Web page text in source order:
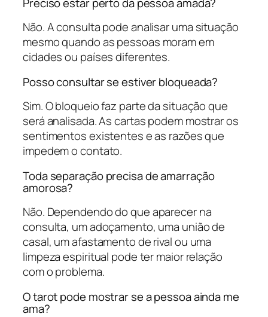
Não. A consulta pode analisar uma situação
mesmo quando as pessoas moram em
cidades ou países diferentes.
Posso consultar se estiver bloqueada?
Sim. O bloqueio faz parte da situação que
será analisada. As cartas podem mostrar os
sentimentos existentes e as razões que
impedem o contato.
Toda separação precisa de amarração
amorosa?
Não. Dependendo do que aparecer na
consulta, um adoçamento, uma união de
casal, um afastamento de rival ou uma
limpeza espiritual pode ter maior relação
com o problema.
O tarot pode mostrar se a pessoa ainda me
ama?